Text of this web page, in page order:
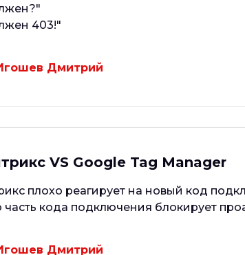
403!"
Дмитрий
VS Google Tag Manager
плохо реагирует на новый код
часть кода подключения блокирует
Дмитрий